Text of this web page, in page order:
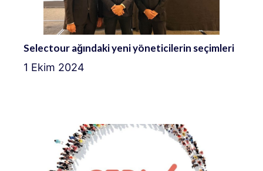
Selectour ağındaki yeni yöneticilerin seçimleri
1 Ekim 2024